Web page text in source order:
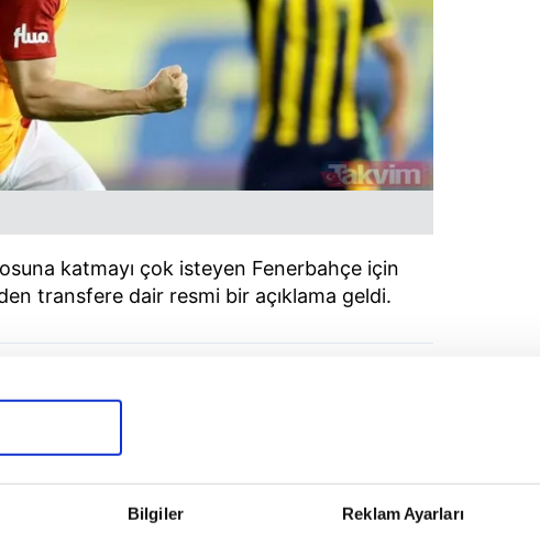
Bilgiler Reklam Ayarları
katmayı çok isteyen Fenerbahçe için
transfere dair resmi bir açıklama geldi.